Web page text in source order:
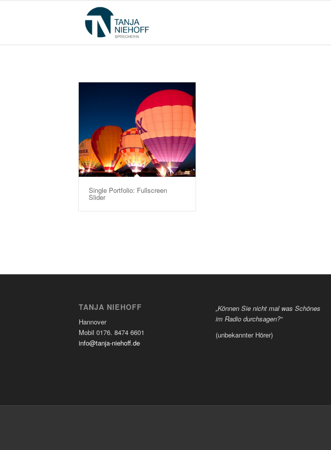
Single Portfolio: Fullscreen
Slider
TANJA NIEHOFF
Hannover
Mobil 0176. 8474 6601
info@tanja-niehoff.de
„Können Sie nicht mal was Schönes
im Radio durchsagen?“
(unbekannter Hörer)